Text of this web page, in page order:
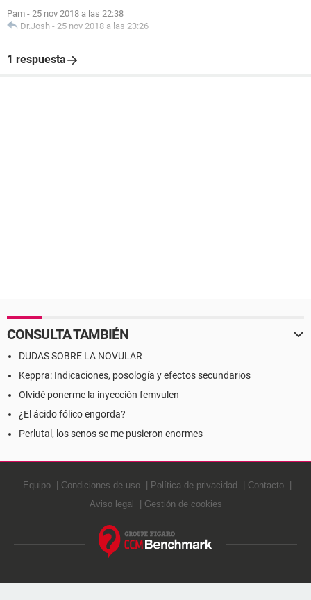
Pam - 25 nov 2018 a las 22:38
Dr.Josh - 25 nov 2018 a las 23:26
1 respuesta
CONSULTA TAMBIÉN
DUDAS SOBRE LA NOVULAR
Keppra: Indicaciones, posología y efectos secundarios
Olvidé ponerme la inyección femvulen
¿El ácido fólico engorda?
Perlutal, los senos se me pusieron enormes
Equipo Condiciones de uso Política de privacidad
Contacto
Aviso legal
Gestión de cookies